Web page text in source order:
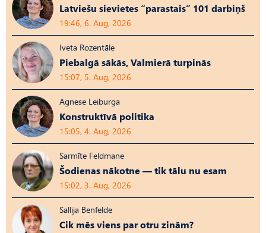
Latviešu sievietes “parastais” 101 darbiņš
19:46, 6. Aug, 2026
Iveta Rozentāle
Piebalgā sākās, Valmierā turpinās
15:07, 5. Aug, 2026
Agnese Leiburga
Konstruktīvā politika
15:05, 4. Aug, 2026
Sarmīte Feldmane
Šodienas nākotne — tik tālu nu esam
15:02, 3. Aug, 2026
Sallija Benfelde
Cik mēs viens par otru zinām?